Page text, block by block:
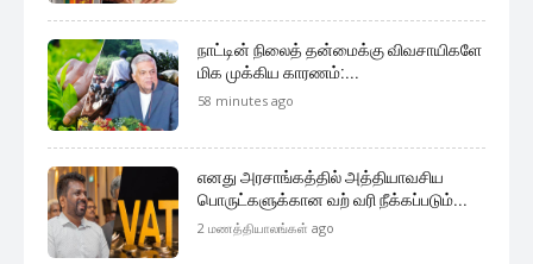
நாட்டின் நிலைத் தன்மைக்கு விவசாயிகளே
மிக முக்கிய காரணம்:...
58 minutes ago
எனது அரசாங்கத்தில் அத்தியாவசிய
பொருட்களுக்கான வற் வரி நீக்கப்படும்...
2 மணத்தியாலங்கள் ago